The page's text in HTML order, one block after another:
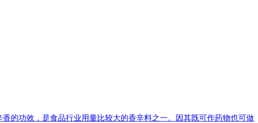
的功效，是食品行业用量比较大的香辛料之一。因其既可作药物也可做